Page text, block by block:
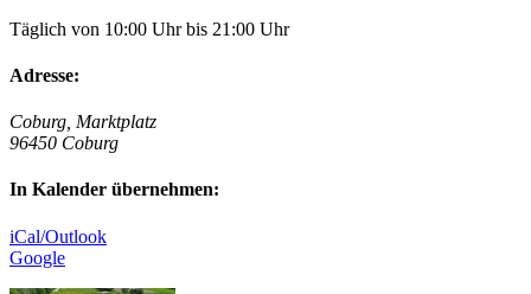
Täglich von 10:00 Uhr bis 21:00 Uhr
Adresse:
Coburg, Marktplatz
96450 Coburg
In Kalender übernehmen:
iCal/Outlook
Google